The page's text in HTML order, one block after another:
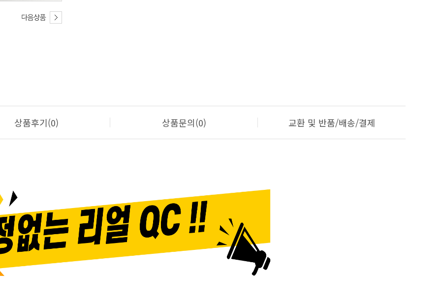
상품후기(0) 상품문의(0) 교환 및 반품/배송/결제